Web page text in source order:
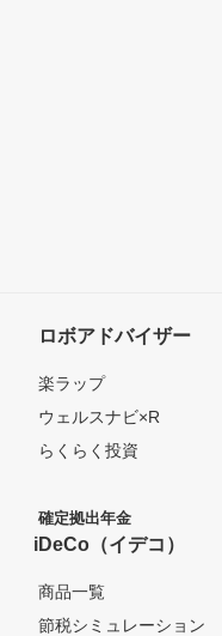
ロボアドバイザー
楽ラップ
ウェルスナビ×R
らくらく投資
確定拠出年金
iDeCo（イデコ）
商品一覧
節税シミュレーション